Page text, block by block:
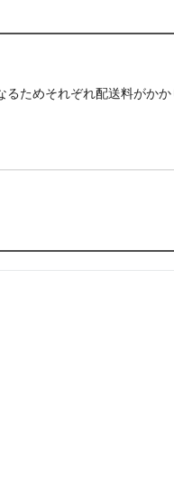
ためそれぞれ配送料がかか